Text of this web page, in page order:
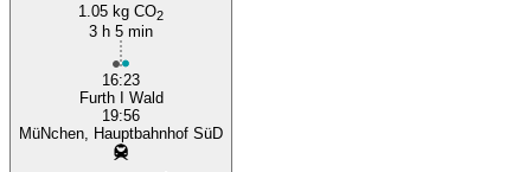
1.05 kg CO2
3 h 5 min
16:23
Furth I Wald
19:56
MüNchen, Hauptbahnhof SüD